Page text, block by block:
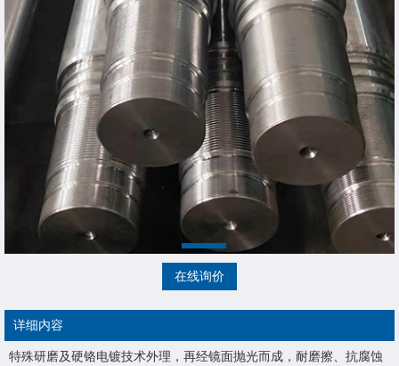
在线询价
详细内容
特殊研磨及硬铬电镀技术外理，再经镜面抛光而成，耐磨擦、抗腐蚀